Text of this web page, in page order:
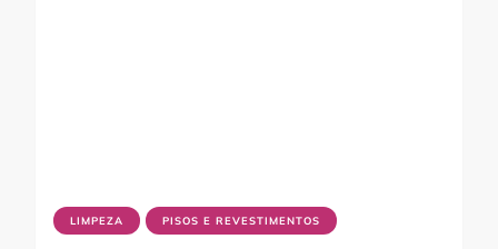
LIMPEZA PISOS E REVESTIMENTOS